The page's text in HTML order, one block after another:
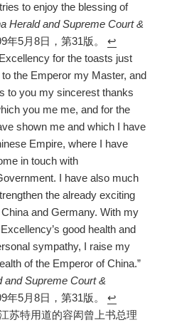
to enjoy the blessing of
Herald and Supreme Court &
年5月8日，第31版。↩︎
for the toasts just
the Emperor my Master, and
to you my sincerest thanks
you me me, and for the
shown me and which I have
Empire, where I have
in touch with
I have also much
the already exciting
and Germany. With my
good health and
sympathy, I raise my
of the Emperor of China.”
and Supreme Court &
年5月8日，第31版。↩︎
苏特用道的容闳曾上书总理